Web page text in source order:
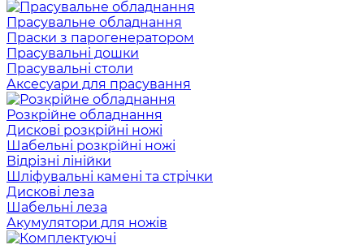
Прасувальне обладнання
Праски з парогенератором
Прасувальні дошки
Прасувальні столи
Аксесуари для прасування
Розкрійне обладнання
Дискові розкрійні ножі
Шабельні розкрійні ножі
Відрізні лінійки
Шліфувальні камені та стрічки
Дискові леза
Шабельні леза
Акумулятори для ножів